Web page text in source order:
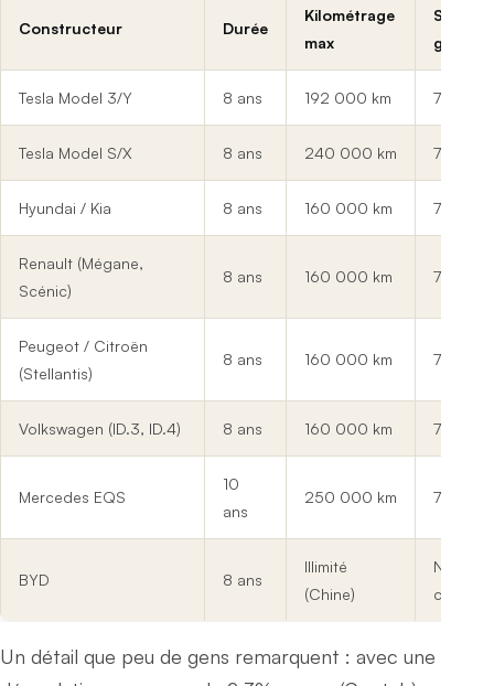
Constructeur Durée
Kilométrage
max
Seuil
garanti
Tesla Model 3/Y 8 ans 192 000 km 70%
Tesla Model S/X 8 ans 240 000 km 70%
Hyundai / Kia 8 ans 160 000 km 70%
Renault (Mégane,
Scénic)
8 ans 160 000 km 70%
Peugeot / Citroën
(Stellantis)
8 ans 160 000 km 70%
Volkswagen (ID.3, ID.4) 8 ans 160 000 km 70%
Mercedes EQS
10
ans
250 000 km 70%
BYD 8 ans
Illimité
(Chine)
Non
Un détail que peu de gens remarquent : avec une